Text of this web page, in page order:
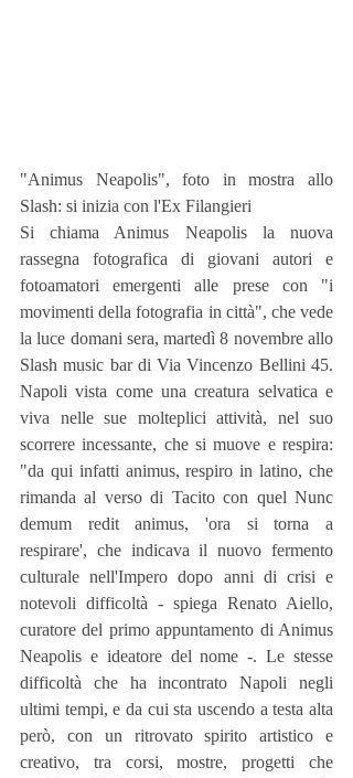
"Animus Neapolis", foto in mostra allo
Slash: si inizia con l'Ex Filangieri
Si chiama Animus Neapolis la nuova
rassegna fotografica di giovani autori e
fotoamatori emergenti alle prese con "i
movimenti della fotografia in città", che vede
la luce domani sera, martedì 8 novembre allo
Slash music bar di Via Vincenzo Bellini 45.
Napoli vista come una creatura selvatica e
viva nelle sue molteplici attività, nel suo
scorrere incessante, che si muove e respira:
"da qui infatti animus, respiro in latino, che
rimanda al verso di Tacito con quel Nunc
demum redit animus, 'ora si torna a
respirare', che indicava il nuovo fermento
culturale nell'Impero dopo anni di crisi e
notevoli difficoltà - spiega Renato Aiello,
curatore del primo appuntamento di Animus
Neapolis e ideatore del nome -. Le stesse
difficoltà che ha incontrato Napoli negli
ultimi tempi, e da cui sta uscendo a testa alta
però, con un ritrovato spirito artistico e
creativo, tra corsi, mostre, progetti che